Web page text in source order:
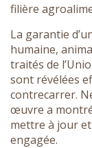
filière
La garantie
humaine,
traités de
sont révélées
contrecarrer.
œuvre a
mettre à jour
engagée.